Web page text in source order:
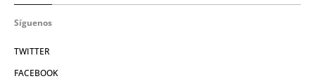
Síguenos
TWITTER
FACEBOOK